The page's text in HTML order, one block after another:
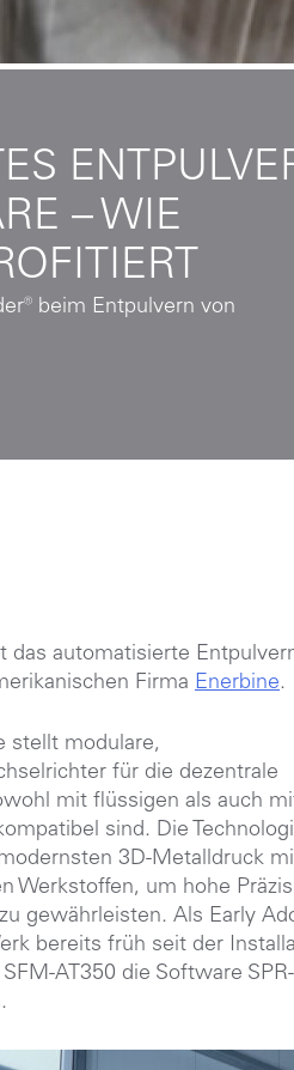
– WIE
beim Entpulvern von
das automatisierte
Firma Enerbine.
stellt modulare,
für die dezentrale
mit flüssigen als auch
sind. Die
3D-Metalldruck
Werkstoffen, um hohe
gewährleisten. Als Early
bereits früh seit der
SFM-AT350 die Software SPR-